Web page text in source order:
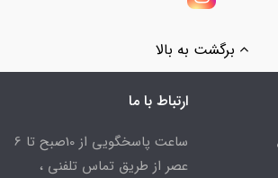
برگشت به بالا
ارتباط با ما
ساعت پاسخگویی از 10صبح تا 6
عصر از طریق تماس تلفنی ،